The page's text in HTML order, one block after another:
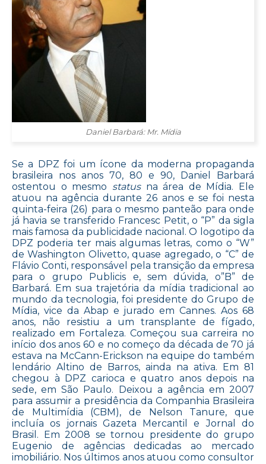
Daniel Barbará: Mr. Mídia
Se a DPZ foi um ícone da moderna propaganda
brasileira nos anos 70, 80 e 90, Daniel Barbará
ostentou o mesmo status na área de Mídia. Ele
atuou na agência durante 26 anos e se foi nesta
quinta-feira (26) para o mesmo panteão para onde
já havia se transferido Francesc Petit, o “P” da sigla
mais famosa da publicidade nacional. O logotipo da
DPZ poderia ter mais algumas letras, como o “W”
de Washington Olivetto, quase agregado, o “C” de
Flávio Conti, responsável pela transição da empresa
para o grupo Publicis e, sem dúvida, o”B” de
Barbará. Em sua trajetória da mídia tradicional ao
mundo da tecnologia, foi presidente do Grupo de
Mídia, vice da Abap e jurado em Cannes. Aos 68
anos, não resistiu a um transplante de fígado,
realizado em Fortaleza. Começou sua carreira no
início dos anos 60 e no começo da década de 70 já
estava na McCann-Erickson na equipe do também
lendário Altino de Barros, ainda na ativa. Em 81
chegou à DPZ carioca e quatro anos depois na
sede, em São Paulo. Deixou a agência em 2007
para assumir a presidência da Companhia Brasileira
de Multimídia (CBM), de Nelson Tanure, que
incluía os jornais Gazeta Mercantil e Jornal do
Brasil. Em 2008 se tornou presidente do grupo
Eugenio de agências dedicadas ao mercado
imobiliário. Nos últimos anos atuou como consultor